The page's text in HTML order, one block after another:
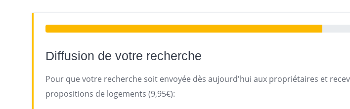
Diffusion de votre recherche
Pour que votre recherche soit envoyée dès aujourd'hui aux propriétaires et
propositions de logements (9,95€):